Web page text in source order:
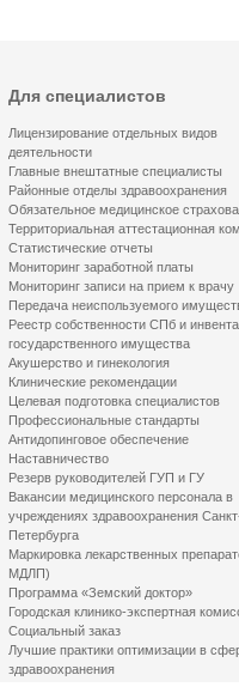
Для специалистов
Лицензирование отдельных видов
деятельности
Главные внештатные специалисты
Районные отделы здравоохранения
Обязательное медицинское
Территориальная аттестационная
Статистические отчеты
Мониторинг заработной платы
Мониторинг записи на прием к врачу
Передача неиспользуемого
Реестр собственности СПб и
государственного имущества
Акушерство и гинекология
Клинические рекомендации
Целевая подготовка специалистов
Профессиональные стандарты
Антидопинговое обеспечение
Наставничество
Резерв руководителей ГУП и ГУ
Вакансии медицинского персонала в
учреждениях здравоохранения
Петербурга
Маркировка лекарственных
МДЛП)
Программа «Земский доктор»
Городская клинико-экспертная
Социальный заказ
Лучшие практики оптимизации в
здравоохранения